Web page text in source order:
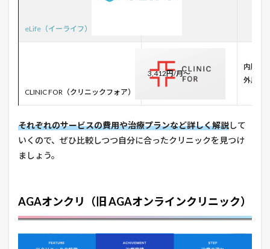
eLife（イーライフ）
CLINIC FOR（クリニックフォア）
3,412円/月～
内服薬
外用薬
それぞれのサービスの費用や治療プランなど詳しく解説して
いくので、ぜひ比較しつつ自分に合ったクリニックを見つけ
ましょう。
AGAオンクリ（旧 AGAオンラインクリニック）